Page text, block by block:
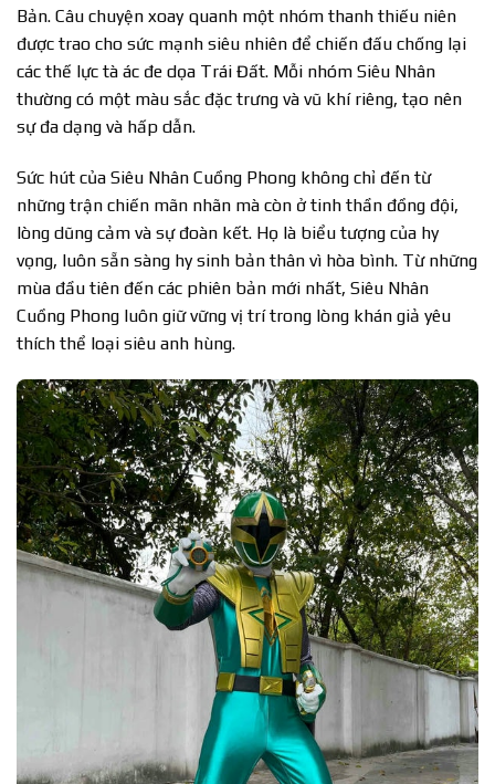
Bản. Câu chuyện xoay quanh một nhóm thanh thiếu niên
được trao cho sức mạnh siêu nhiên để chiến đấu chống lại
các thế lực tà ác đe dọa Trái Đất. Mỗi nhóm Siêu Nhân
thường có một màu sắc đặc trưng và vũ khí riêng, tạo nên
sự đa dạng và hấp dẫn.
Sức hút của Siêu Nhân Cuồng Phong không chỉ đến từ
những trận chiến mãn nhãn mà còn ở tinh thần đồng đội,
lòng dũng cảm và sự đoàn kết. Họ là biểu tượng của hy
vọng, luôn sẵn sàng hy sinh bản thân vì hòa bình. Từ những
mùa đầu tiên đến các phiên bản mới nhất, Siêu Nhân
Cuồng Phong luôn giữ vững vị trí trong lòng khán giả yêu
thích thể loại siêu anh hùng.